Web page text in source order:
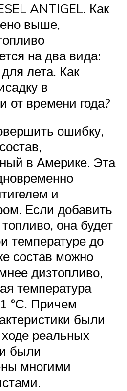
ANTIGEL. Как
выше,
на два вида:
лета. Как
в
от времени года?
ошибку,
в Америке. Эта
и
Если добавить
она будет
температуре до
состав можно
дизтопливо,
температура
°С. Причем
были
реальных
были
многими